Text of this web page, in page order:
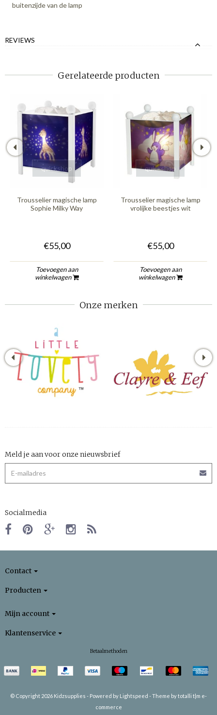
buitenzijde van de lamp
REVIEWS
Gerelateerde producten
quickshop
Trousselier magische lamp
Sophie Milky Way
€55,00
Toevoegen aan
winkelwagen
quickshop
Trousselier magische lamp
vrolijke beestjes wit
€55,00
Toevoegen aan
winkelwagen
Onze merken
Meld je aan voor onze nieuwsbrief
Socialmedia
Contact
Producten
Mijn account
Klantenservice
Betaalmethoden
© Copyright 2026 Kidzsupplies - Powered by Lightspeed -Theme by totalli t|m e-
commerce